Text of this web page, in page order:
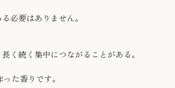
必要はありません。
く続く集中につながることがある。
た香りです。